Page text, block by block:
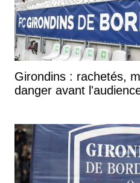
Girondins : rachetés,
danger avant